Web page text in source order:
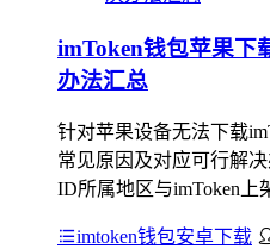
imToken钱包苹果下
办法汇总
针对苹果设备无法下载
常见原因及对应可行解
ID所属地区与imToken上
imtoken钱包安卓下载